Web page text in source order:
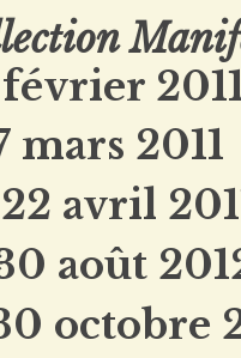
mars 2011
avril
août
octobre